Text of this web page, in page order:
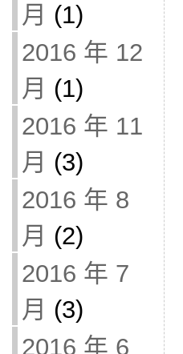
月 (1)
2016 年 12
月 (1)
2016 年 11
月 (3)
2016 年 8
月 (2)
2016 年 7
月 (3)
2016 年 6